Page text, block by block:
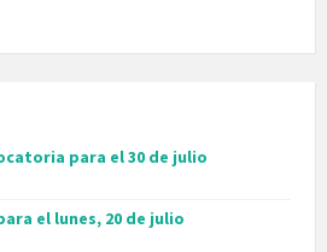
para el 30 de julio
el lunes, 20 de julio